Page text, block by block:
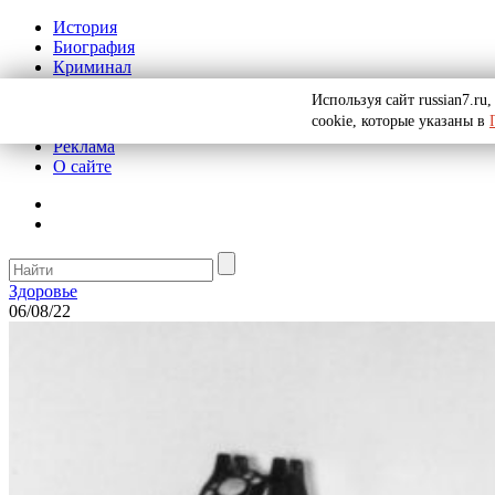
История
Биография
Криминал
Реклама
О сайте
Здоровье
06/08/22
Используя сайт
cookie, которые указаны в